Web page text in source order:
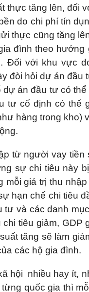
thực tăng lên, đối
do chi phí tín
thực cũng tăng
đình theo hướng
Đối với khu vực
đòi hỏi dự án đầu
dự án đầu tư có thể
tư cố định có thể
hàng trong kho)
từ người vay tiền
sự chi tiêu này
mỗi giá trị thu nhập
hạn chế chi tiêu
tư và các danh
tiêu giảm, GDP
tăng sẽ làm
các hộ gia đình.
hội nhiều hay ít,
quốc gia thì